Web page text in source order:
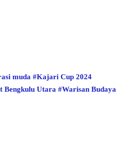
muda #Kajari Cup 2024
Bengkulu Utara #Warisan Budaya